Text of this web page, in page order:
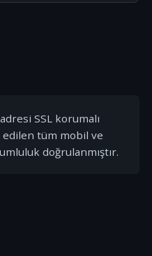
SSL korumalı
edilen tüm mobil ve
doğrulanmıştır.